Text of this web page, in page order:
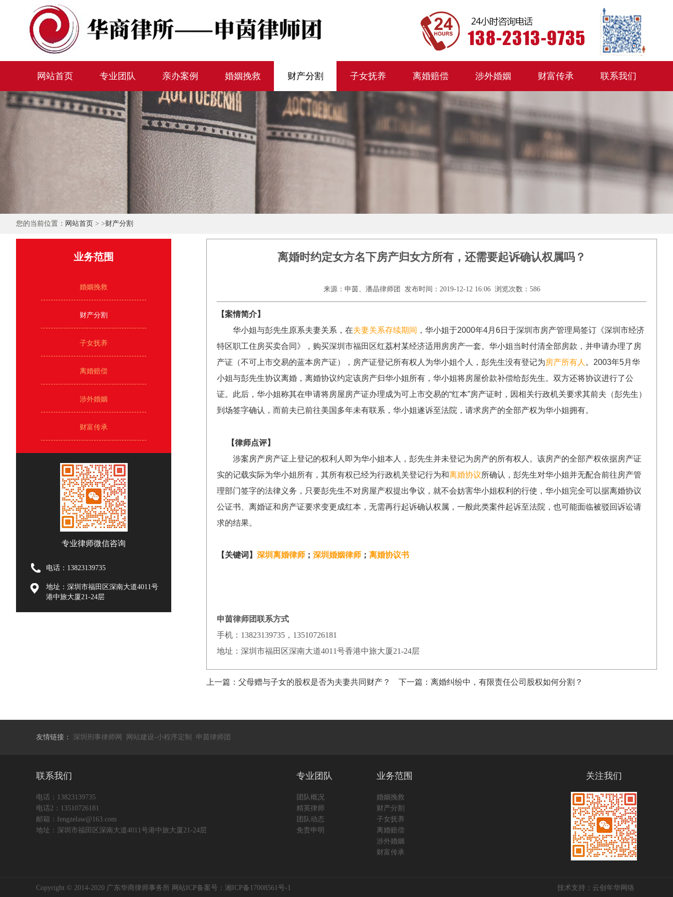
网站首页 专业团队 亲办案例 婚姻挽救 财产分割 子女抚养 离婚赔偿 涉外婚姻 财富传承 联系我们
您的当前位置： 网站首页 > >财产分割
业务范围
婚姻挽救
财产分割
子女抚养
离婚赔偿
涉外婚姻
财富传承
专业律师微信咨询
电话：13823139735
地址：深圳市福田区深南大道4011号
港中旅大厦21-24层
离婚时约定女方名下房产归女方所有，还需要起诉确认权属吗？
来源：申茵、潘晶律师团 发布时间：2019-12-12 16:06 浏览次数：586
【案情简介】
华小姐与彭先生原系夫妻关系，在夫妻关系存续期间 ，华小姐于2000年4月6日于深圳市房产管理局签订《深圳市经济
特区职工住房买卖合同》，购买深圳市福田区红荔村某经济适用房房产一套。华小姐当时付清全部房款，并申请办理了房
产证（不可上市交易的蓝本房产证），房产证登记所有权人为华小姐个人，彭先生没有登记为房产所有人 。2003年5月华
小姐与彭先生协议离婚，离婚协议约定该房产归华小姐所有，华小姐将房屋价款补偿给彭先生。双方还将协议进行了公
证。此后，华小姐称其在申请将房屋房产证办理成为可上市交易的“红本”房产证时，因相关行政机关要求其前夫（彭先生）
到场签字确认，而前夫已前往美国多年未有联系，华小姐遂诉至法院，请求房产的全部产权为华小姐拥有。
【律师点评】
涉案房产房产证上登记的权利人即为华小姐本人，彭先生并未登记为房产的所有权人。该房产的全部产权依据房产证
实的记载实际为华小姐所有，其所有权已经为行政机关登记行为和离婚协议所确认，彭先生对华小姐并无配合前往房产管
理部门签字的法律义务，只要彭先生不对房屋产权提出争议，就不会妨害华小姐权利的行使，华小姐完全可以据离婚协议
公证书、离婚证和房产证要求变更成红本，无需再行起诉确认权属，一般此类案件起诉至法院，也可能面临被驳回诉讼请
求的结果。
【关键词】 深圳离婚律师 ； 深圳 婚姻律师 ； 离婚协议书
申茵律师团联系方式
手机：13823139735，13510726181
地址：深圳市福田区深南大道4011号香港中旅大厦21-24层
上一篇： 父母赠与子女的股权是否为夫妻共同财产？ 下一篇： 离婚纠纷中，有限责任公司股权如何分割？
友情链接： 深圳刑事律师网 网站建设-小程序定制 申茵律师团
联系我们
电话：13823139735
电话2：13510726181
邮箱：fengzelaw@163.com
地址：深圳市福田区深南大道4011号港中旅大厦21-24层
专业团队
团队概况
精英律师
团队动态
免责申明
业务范围
婚姻挽救
财产分割
子女抚养
离婚赔偿
涉外婚姻
财富传承
关注我们
Copyright © 2014-2020 广东华商律师事务所 网站ICP备案号： 湘ICP备17008561号-1 技术支持：云创年华网络